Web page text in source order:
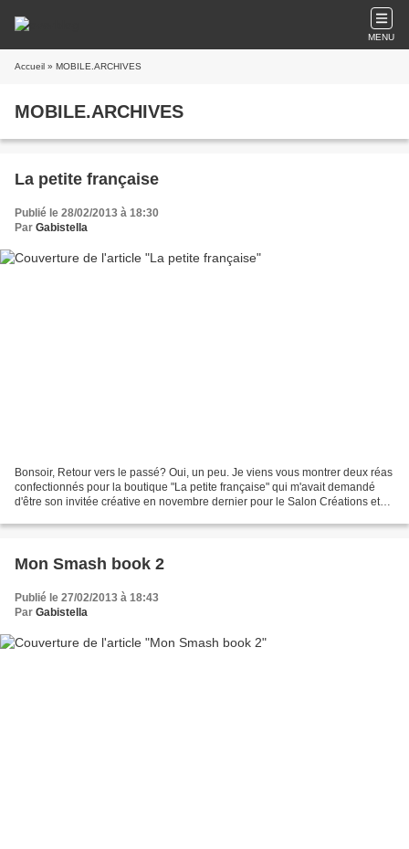
MENU
Accueil » MOBILE.ARCHIVES
MOBILE.ARCHIVES
La petite française
Publié le 28/02/2013 à 18:30
Par Gabistella
Bonsoir, Retour vers le passé? Oui, un peu. Je viens vous montrer deux réas
confectionnés pour la boutique "La petite française" qui m'avait demandé
d'être son invitée créative en novembre dernier pour le Salon Créations et
Mon Smash book 2
Publié le 27/02/2013 à 18:43
Par Gabistella